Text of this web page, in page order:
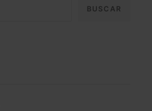
BUSCAR